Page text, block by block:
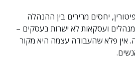
יחסים מרירים בין ההנהלה
ועסקאות לא ישרות בעסקים –
אין פלא שהעבודה עצמה היא מקור